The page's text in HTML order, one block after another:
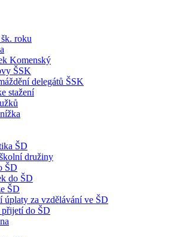
roku
Komenský
ŠSK
delegátů ŠSK
stažení
ŠD
družiny
ŠD
do ŠD
ŠD
úplaty za vzdělávání ve ŠD
do ŠD